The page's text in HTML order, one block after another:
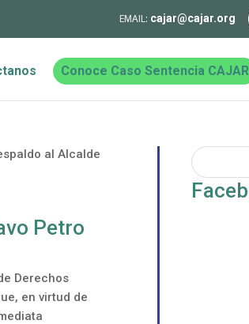
cajar@cajar.org
Conoce Caso Sentencia CAJAR
al Alcalde
Petro
Derechos
en virtud de